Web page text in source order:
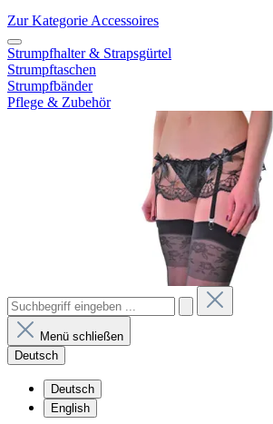
Zur Kategorie Accessoires
Strumpfhalter & Strapsgürtel
Strumpftaschen
Strumpfbänder
Pflege & Zubehör
Menü schließen
Deutsch
Deutsch
English